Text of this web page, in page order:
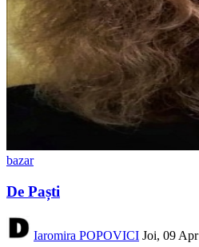
bazar
De Paști
Iaromira POPOVICI Joi, 09 Apr